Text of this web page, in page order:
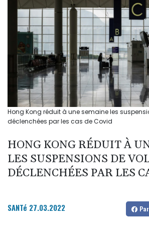
Hong Kong réduit à une semaine les
déclenchées par les cas de Covid
HONG KONG RÉDUIT À
LES SUSPENSIONS DE
DÉCLENCHÉES PAR LES
SANTé 27.03.2022